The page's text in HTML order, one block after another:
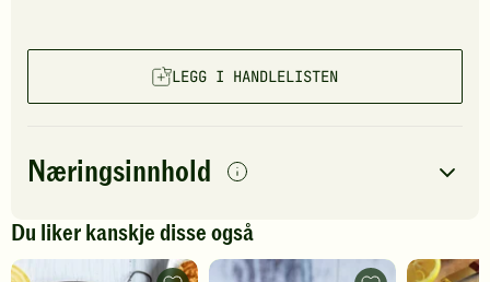
LEGG I HANDLELISTEN
Næringsinnhold
per porsjon
Navn på
antall
Energi 1096kcal
Du liker kanskje disse også